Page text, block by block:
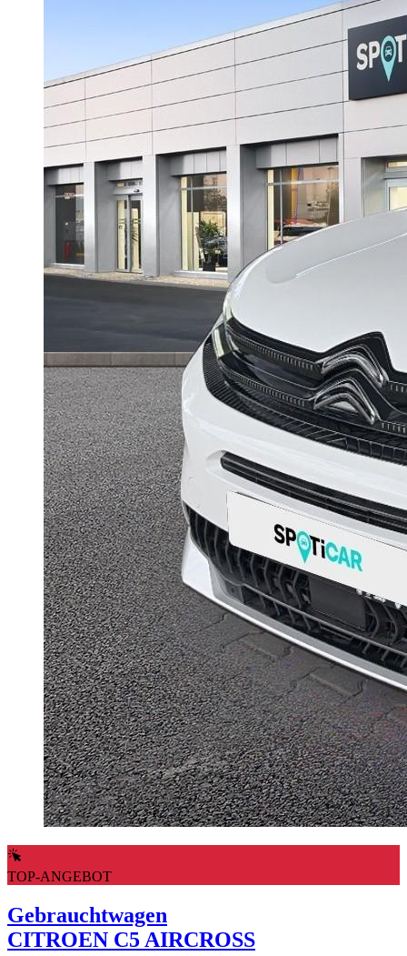
TOP-ANGEBOT
Gebrauchtwagen
CITROEN C5 AIRCROSS